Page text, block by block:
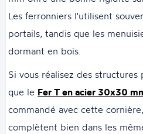
Les ferronniers l'utilisent
portails, tandis que les
dormant en bois.
Si vous réalisez des structures
que le Fer T en acier 30x30
commandé avec cette
complètent bien dans les